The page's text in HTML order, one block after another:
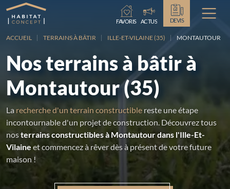
Chargement...
FAVORIS ACTUS DEVIS
ACCUEIL TERRAINS À BÂTIR ILLE-ET-VILAINE (35) MONTAUTOUR
Nos terrains à bâtir à
Montautour (35)
La recherche d'un terrain constructible reste une étape
incontournable d'un projet de construction. Découvrez tous
nosterrains constructibles à Montautour dans l'Ille-Et-
Vilaineet commencez à rêver dès à présent de votre future
maison !